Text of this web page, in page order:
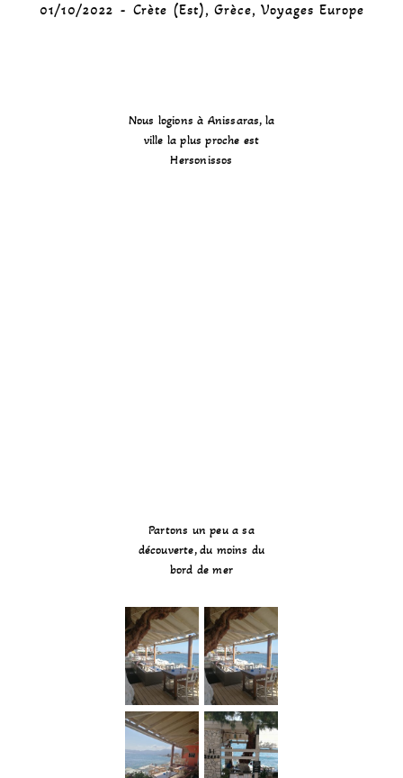
01/10/2022 Crète (Est), Grèce, Voyages Europe
Nous logions à Anissaras, la
ville la plus proche est
Hersonissos
Partons un peu a sa
découverte, du moins du
bord de mer